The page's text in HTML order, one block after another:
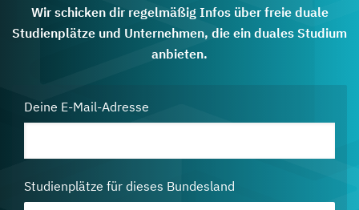
Wir schicken dir regelmäßig Infos über freie duale
Studienplätze und Unternehmen, die ein duales Studium
anbieten.
Deine E-Mail-Adresse
Studienplätze für dieses Bundesland